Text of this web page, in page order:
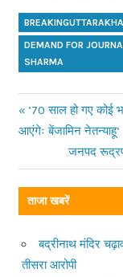
DEMAND FOR
SHARMA
Post
navigation
Previous
Post:
’70 साल हो गए कोई
आएंगेः बेंजामिन नेतन्याहू’
Next
Post:
जनपद
ताजा खबरें
बद्रीनाथ मंदिर
तीसरा आरोपी